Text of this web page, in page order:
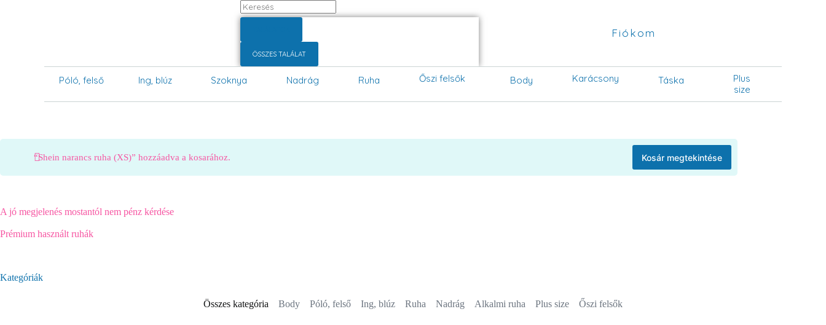
ÖSSZES TALÁLAT
Fiókom
Póló, felső Ing, blúz Szoknya Nadrág Ruha Őszi felsők Body Karácsony Táska
Plus
size
“Shein narancs ruha (XS)” hozzáadva a kosarához. Kosár megtekintése
A jó megjelenés mostantól nem pénz kérdése
Prémium használt ruhák
Kategóriák
Body Póló, felső Ing, blúz Ruha Nadrág Alkalmi ruha Plus size Őszi felsők
Összes kategória